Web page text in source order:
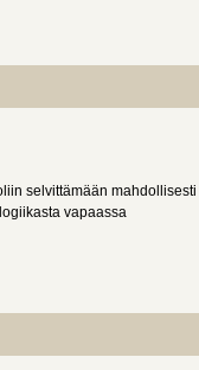
selvittämään mahdollisesti
vapaassa